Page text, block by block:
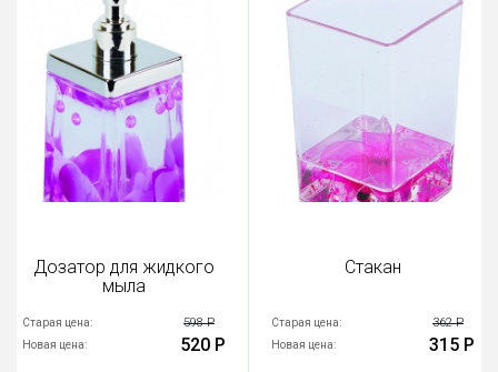
Дозатор для жидкого
мыла
Старая цена: 598 Р
Новая цена: 520 Р
Стакан
Старая цена: 362 Р
Новая цена: 315 Р